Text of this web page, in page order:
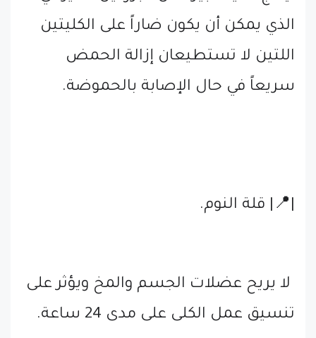
الذي يمكن أن يكون ضاراً على الكليتين
اللتين لا تستطيعان إزالة الحمض
سريعاً في حال الإصابة بالحموضة.
|📍| قلة النوم.
لا يريح عضلات الجسم والمخ ويؤثر على
تنسيق عمل الكلى على مدى 24 ساعة.